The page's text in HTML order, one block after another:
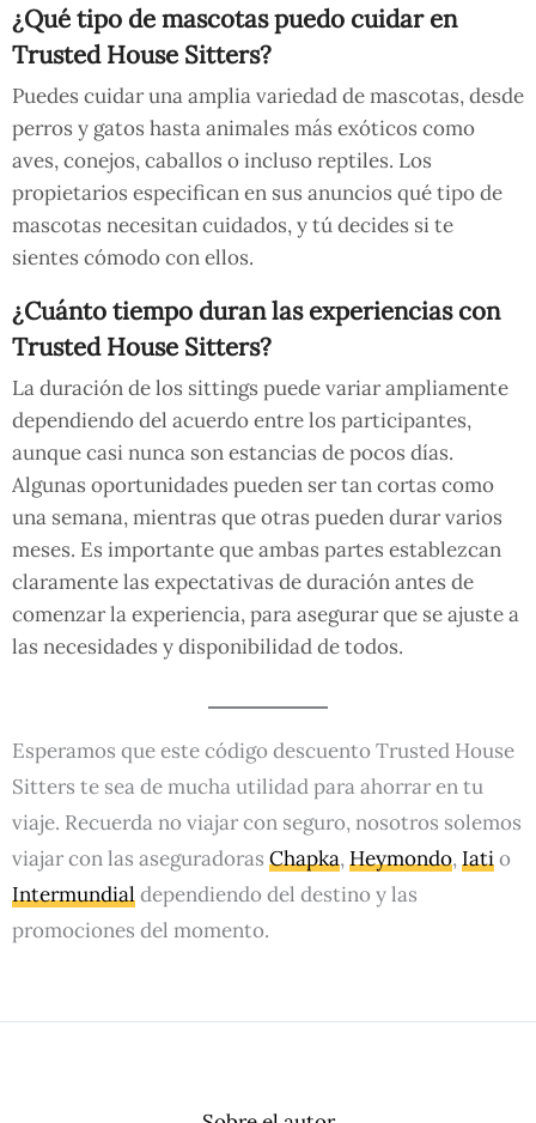
¿Qué tipo de mascotas puedo cuidar en
Trusted House Sitters?
Puedes cuidar una amplia variedad de mascotas, desde
perros y gatos hasta animales más exóticos como
aves, conejos, caballos o incluso reptiles. Los
propietarios especifican en sus anuncios qué tipo de
mascotas necesitan cuidados, y tú decides si te
sientes cómodo con ellos.
¿Cuánto tiempo duran las experiencias con
Trusted House Sitters?
La duración de los sittings puede variar ampliamente
dependiendo del acuerdo entre los participantes,
aunque casi nunca son estancias de pocos días.
Algunas oportunidades pueden ser tan cortas como
una semana, mientras que otras pueden durar varios
meses. Es importante que ambas partes establezcan
claramente las expectativas de duración antes de
comenzar la experiencia, para asegurar que se ajuste a
las necesidades y disponibilidad de todos.
Esperamos que este código descuento Trusted House
Sitters te sea de mucha utilidad para ahorrar en tu
viaje. Recuerda no viajar con seguro, nosotros solemos
viajar con las aseguradoras Chapka,Heymondo,Iatio
Intermundialdependiendo del destino y las
promociones del momento.